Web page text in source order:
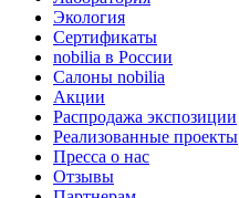
Экология
Сертификаты
nobilia в России
Салоны nobilia
Акции
Распродажа экспозиции
Реализованные проекты
Пресса о нас
Отзывы